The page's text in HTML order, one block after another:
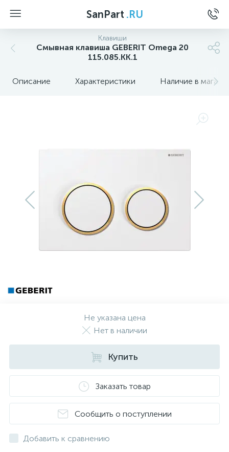
SanPart .RU
Клавиши
Смывная клавиша GEBERIT Omega 20
115.085.KK.1
Описание Характеристики Наличие в
Не указана цена
Нет в наличии
Купить
Заказать товар
Сообщить о поступлении
Добавить к сравнению